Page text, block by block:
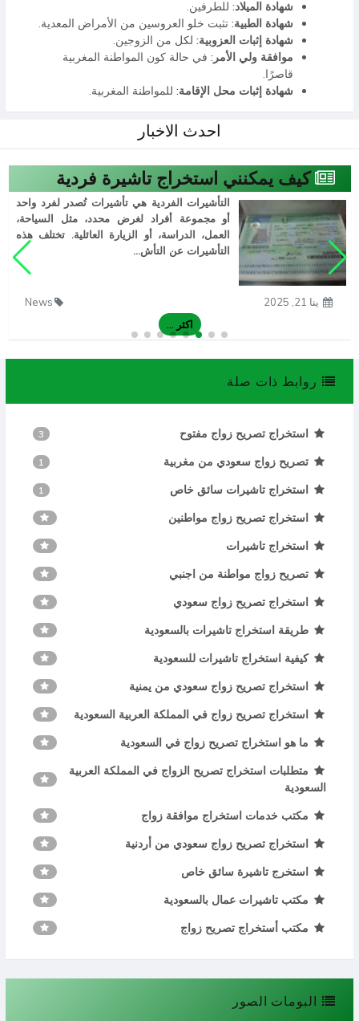
روابط ذات صلة
استخراج تصريح زواج مفتوح 3
تصريح زواج سعودي من مغربية 1
استخراج تاشيرات سائق خاص 1
استخراج تصريح زواج مواطنين
استخراج تاشيرات
تصريح زواج مواطنة من اجنبي
استخراج تصريح زواج سعودي
طريقة استخراج تاشيرات بالسعودية
كيفية استخراج تاشيرات للسعودية
استخراج تصريح زواج سعودي من يمنية
استخراج تصريح زواج في المملكة العربية السعودية
ما هو استخراج تصريح زواج في السعودية
متطلبات استخراج تصريح الزواج في المملكة العربية
السعودية
مكتب خدمات استخراج موافقة زواج
استخراج تصريح زواج سعودي من أردنية
استخرج تاشيرة سائق خاص
مكتب تاشيرات عمال بالسعودية
مكتب أستخراج تصريح زواج
البومات الصور
شهادة الميلاد: للطرفين.
شهادة الطبية: تثبت خلو العروسين من الأمراض المعدية.
شهادة إثبات العزوبية: لكل من الزوجين.
موافقة ولي الأمر: في حالة كون المواطنة المغربية
قاصرًا.
شهادة إثبات محل الإقامة: للمواطنة المغربية.
احدث الاخبار
كيف يمكنني استخراج تاشيرة فردية
التأشيرات الفردية هي تأشيرات تُصدر لفرد واحد
أو مجموعة أفراد لغرض محدد، مثل السياحة،
العمل، الدراسة، أو الزيارة العائلية. تختلف هذه
التأشيرات عن التأش...
ينا 21, 2025
News
اكثر ...